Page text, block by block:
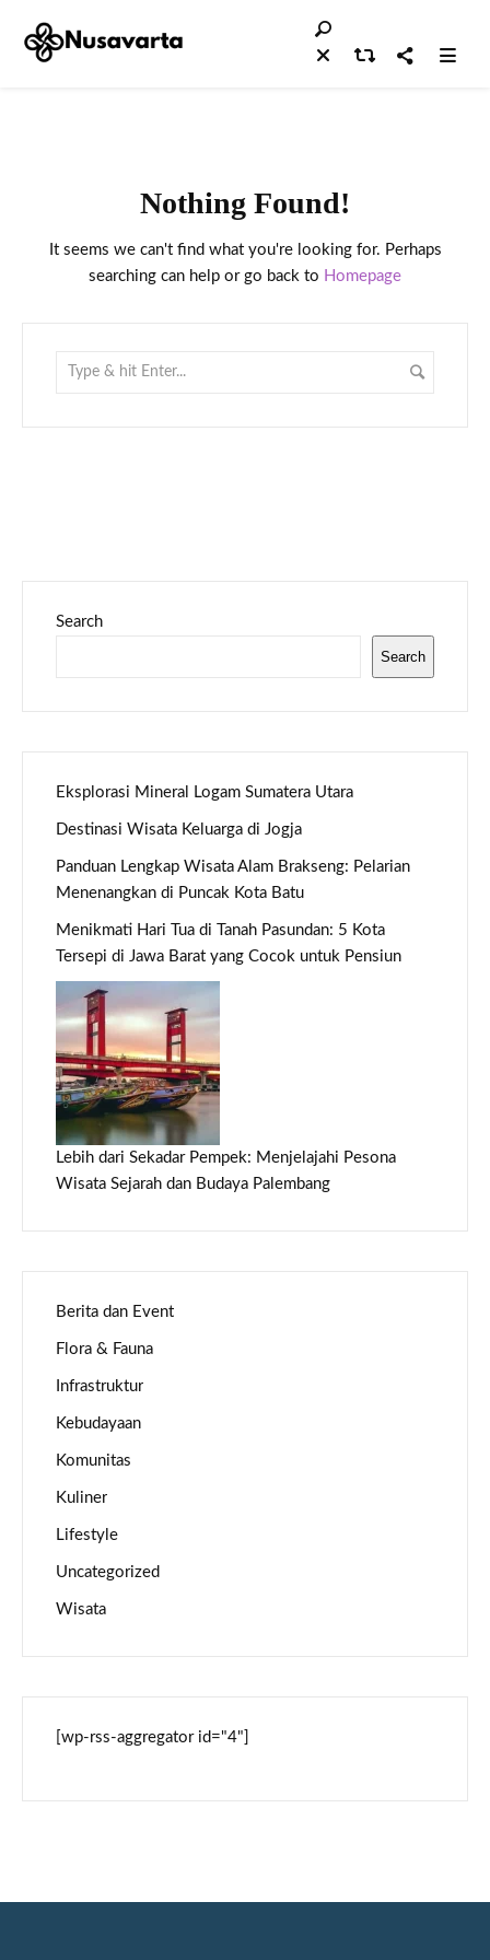
Nothing Found!
It seems we can't find what you're looking for. Perhaps
searching can help or go back to Homepage
Search
Search
Eksplorasi Mineral Logam Sumatera Utara
Destinasi Wisata Keluarga di Jogja
Panduan Lengkap Wisata Alam Brakseng: Pelarian
Menenangkan di Puncak Kota Batu
Menikmati Hari Tua di Tanah Pasundan: 5 Kota
Tersepi di Jawa Barat yang Cocok untuk Pensiun
Lebih dari Sekadar Pempek: Menjelajahi Pesona
Wisata Sejarah dan Budaya Palembang
Berita dan Event
Flora & Fauna
Infrastruktur
Kebudayaan
Komunitas
Kuliner
Lifestyle
Uncategorized
Wisata
[wp-rss-aggregator id="4"]